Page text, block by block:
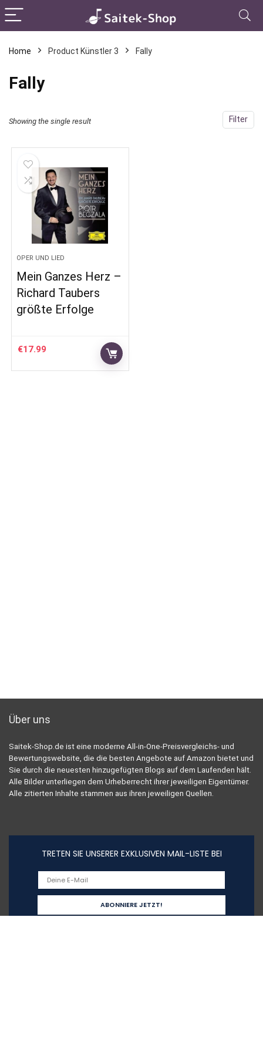
Home Product Künstler 3 Fally
Fally
Filter
Showing the single result
OPER UND LIED
Mein Ganzes Herz –
Richard Taubers
größte Erfolge
€17.99
Über uns
Saitek-Shop.de ist eine moderne All-in-One-Preisvergleichs- und
Bewertungswebsite, die die besten Angebote auf Amazon bietet und
Sie durch die neuesten hinzugefügten Blogs auf dem Laufenden hält.
Alle Bilder unterliegen dem Urheberrecht ihrer jeweiligen Eigentümer.
Alle zitierten Inhalte stammen aus ihren jeweiligen Quellen.
TRETEN SIE UNSERER EXKLUSIVEN MAIL-LISTE BEI